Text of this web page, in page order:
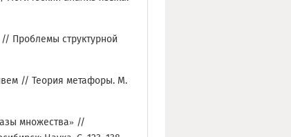
Проблемы структурной
// Теория метафоры. М.
множества» //